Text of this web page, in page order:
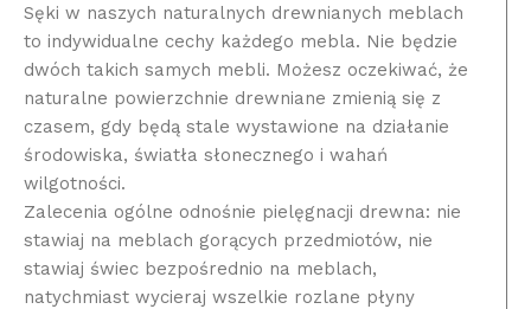
Sęki w naszych naturalnych drewnianych meblach
to indywidualne cechy każdego mebla. Nie będzie
dwóch takich samych mebli. Możesz oczekiwać, że
naturalne powierzchnie drewniane zmienią się z
czasem, gdy będą stale wystawione na działanie
środowiska, światła słonecznego i wahań
wilgotności.
Zalecenia ogólne odnośnie pielęgnacji drewna: nie
stawiaj na meblach gorących przedmiotów, nie
stawiaj świec bezpośrednio na meblach,
natychmiast wycieraj wszelkie rozlane płyny